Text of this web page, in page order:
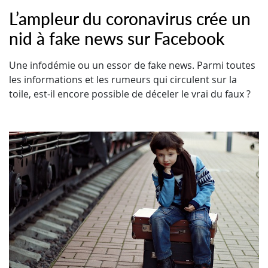
L’ampleur du coronavirus crée un
nid à fake news sur Facebook
Une infodémie ou un essor de fake news. Parmi toutes
les informations et les rumeurs qui circulent sur la
toile, est-il encore possible de déceler le vrai du faux ?